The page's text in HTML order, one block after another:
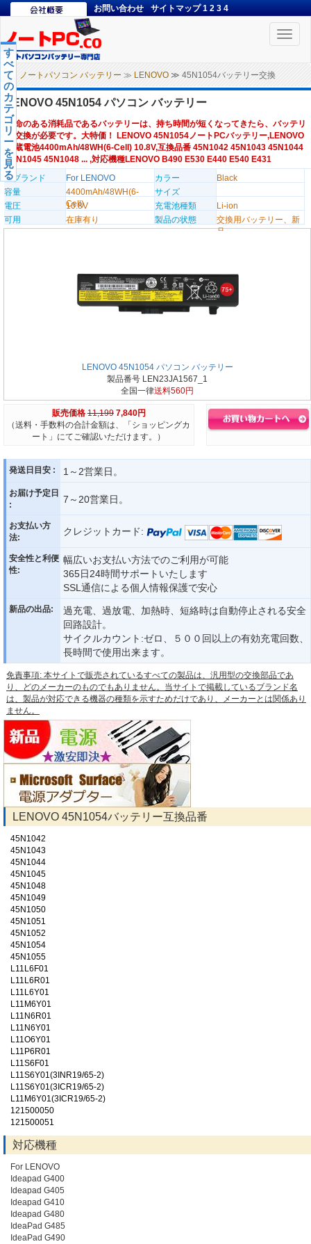
お問い合わせ サイトマップ 1 2 3 4
Toggle
ノートパソコン バッテリー ≫ LENOVO ≫ 45N1054バッテリー交換
す
べ
て
の
カ
テ
ゴ
リ
ー
を
見
る
LENOVO 45N1054 パソコン バッテリー
寿命のある消耗品であるバッテリーは、持ち時間が短くなってきたら、バッテリ
ー交換が必要です。大特価！ LENOVO 45N1054ノートPCバッテリー,LENOVO
内蔵電池4400mAh/48WH(6-Cell) 10.8V,互換品番 45N1042 45N1043 45N1044
45N1045 45N1048 ... ,対応機種LENOVO B490 E530 E440 E540 E431
のブランド
For LENOVO カラー
Black
容量
4400mAh/48WH(6-
Cell)
サイズ
電圧
10.8V 充電池種類
Li-ion
可用
在庫有り 製品の状態
交換用バッテリー、新
品
LENOVO 45N1054 パソコン バッテリー
製品番号 LEN23JA1567_1
全国一律送料560円
販売価格 11,199 7,840円
（送料・手数料の合計金額は、「ショッピングカ
ート」にてご確認いただけます。）
発送日目安 : 1～2営業日。
お届け予定日
:
7～20営業日。
お支払い方
法:
クレジットカード:
安全性と利便
性:
幅広いお支払い方法でのご利用が可能
365日24時間サポートいたします
SSL通信による個人情報保護で安心
新品の出品:
過充電、過放電、加熱時、短絡時は自動停止される安全
回路設計。
サイクルカウント:ゼロ、５００回以上の有効充電回数、
長時間で使用出来ます。
免責事項: 本サイトで販売されているすべての製品は、汎用型の交換部品であ
り、どのメーカーのものでもありません。当サイトで掲載しているブランド名
は、製品が対応できる機器の種類を示すためだけであり、メーカーとは関係あり
ません。
LENOVO 45N1054バッテリー互換品番
45N1042
45N1043
45N1044
45N1045
45N1048
45N1049
45N1050
45N1051
45N1052
45N1054
45N1055
L11L6F01
L11L6R01
L11L6Y01
L11M6Y01
L11N6R01
L11N6Y01
L11O6Y01
L11P6R01
L11S6F01
L11S6Y01(3INR19/65-2)
L11S6Y01(3ICR19/65-2)
L11M6Y01(3ICR19/65-2)
121500050
121500051
対応機種
For LENOVO
Ideapad G400
Ideapad G405
Ideapad G410
Ideapad G480
IdeaPad G485
IdeaPad G490